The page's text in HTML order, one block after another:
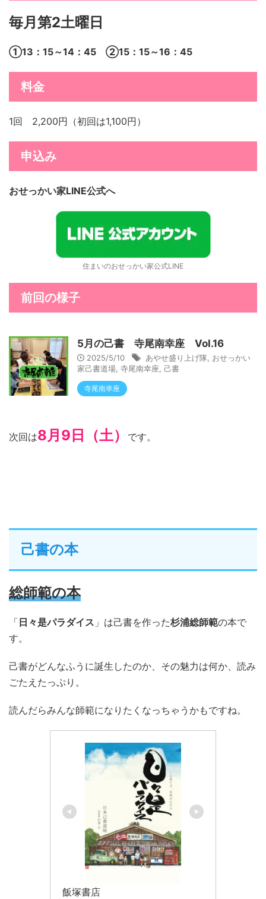
毎月第2土曜日
①13：15～14：45 ②15：15～16：45
料金
1回 2,200円（初回は1,100円）
申込み
おせっかい家LINE公式へ
住まいのおせっかい家公式LINE
前回の様子
5月の己書 寺尾南幸座 Vol.16
2025/5/10 あやせ盛り上げ隊, おせっかい
家己書道場, 寺尾南幸座, 己書
寺尾南幸座
次回は8月9日（土） です。
己書の本
総師範の本
「 日々是パラダイス 」は己書を作った杉浦総師範の本で
す。
己書がどんなふうに誕生したのか、その魅力は何か、読み
ごたえたっぷり。
読んだらみんな師範になりたくなっちゃうかもですね。
飯塚書店